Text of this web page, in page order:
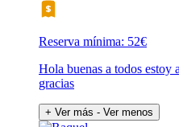
Reserva mínima: 52€
Hola buenas a todos estoy
gracias
+ Ver más - Ver menos